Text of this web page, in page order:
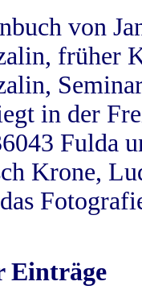
von
früher
in der
Fulda
Krone,
Einträge